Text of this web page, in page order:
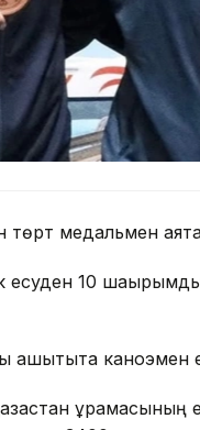
төрт медальмен
10
құрамасының